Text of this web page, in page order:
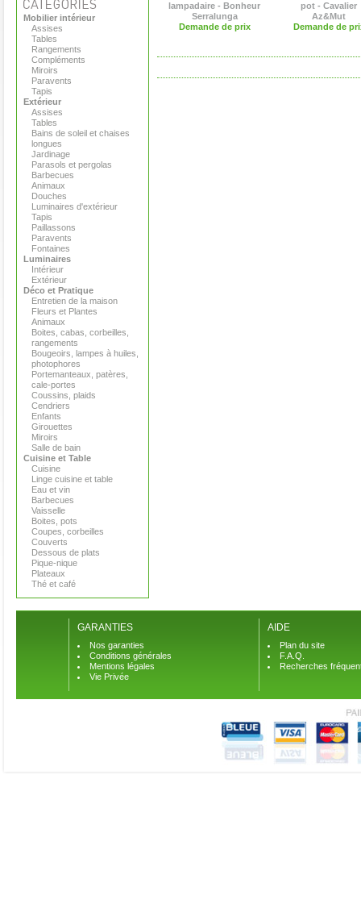
Mobilier intérieur
Assises
Tables
Rangements
Compléments
Miroirs
Paravents
Tapis
Extérieur
Assises
Tables
Bains de soleil et chaises
longues
Jardinage
Parasols et pergolas
Barbecues
Animaux
Douches
Luminaires d'extérieur
Tapis
Paillassons
Paravents
Fontaines
Luminaires
Intérieur
Extérieur
Déco et Pratique
Entretien de la maison
Fleurs et Plantes
Animaux
Boites, cabas, corbeilles,
rangements
Bougeoirs, lampes à huiles,
photophores
Portemanteaux, patères,
cale-portes
Coussins, plaids
Cendriers
Enfants
Girouettes
Miroirs
Salle de bain
Cuisine et Table
Cuisine
Linge cuisine et table
Eau et vin
Barbecues
Vaisselle
Boites, pots
Coupes, corbeilles
Couverts
Dessous de plats
Pique-nique
Plateaux
Thé et café
lampadaire - Bonheur
Serralunga
Demande de prix
pot - Cavalier
Az&Mut
Demande de
GARANTIES
Nos garanties
Conditions générales
Mentions légales
Vie Privée
AIDE
Plan du site
F.A.Q.
Recherches